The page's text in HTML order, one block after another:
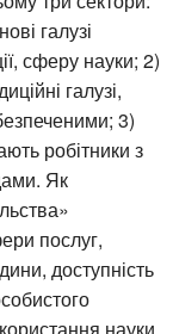
галузі
сферу науки; 2)
галузі,
3)
робітники з
Як
послуг,
доступність
науки